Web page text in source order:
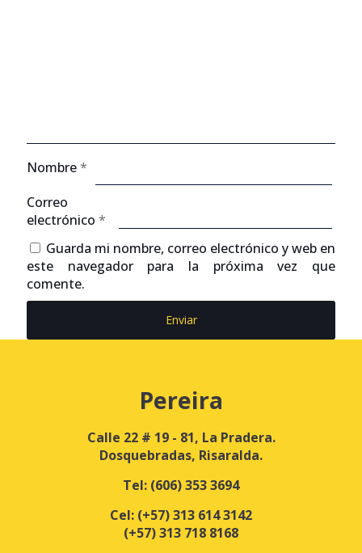
Nombre*
Correo
electrónico *
Guarda mi nombre, correo electrónico y web en
este navegador para la próxima vez que
comente.
Pereira
Calle 22 # 19 - 81, La Pradera.
Dosquebradas, Risaralda.
Tel: (606) 353 3694
Cel: (+57) 313 614 3142
(+57) 313 718 8168